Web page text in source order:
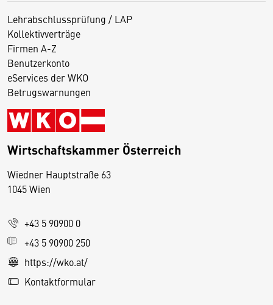
Lehrabschlussprüfung / LAP
Kollektivverträge
Firmen A-Z
Benutzerkonto
eServices der WKO
Betrugswarnungen
Wirtschaftskammer Österreich
Wiedner Hauptstraße 63
1045 Wien
+43 5 90900 0
+43 5 90900 250
https://wko.at/
Kontaktformular
D
s
e
S
e